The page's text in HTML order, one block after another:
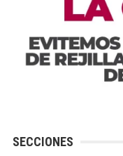
SECCIONES